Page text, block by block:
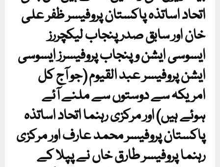
اتحاد اساتذہ پاکستان پروفیسر ظفر علی
خان اور سابق صدر پنجاب لیکچررز
ایسوسی ایشن و پنجاب پروفیسرز ایسوسی
ایشن پروفیسر عبد القیوم (جو آج کل
امریکہ سے دوستوں سے ملنے آئے
ہوئے ہیں) اور مرکزی رہنما اتحاد اساتذہ
پاکستان پروفیسر محمد عارف اور مرکزی
رہنما پروفیسر طارق خاں نے پپلا کے